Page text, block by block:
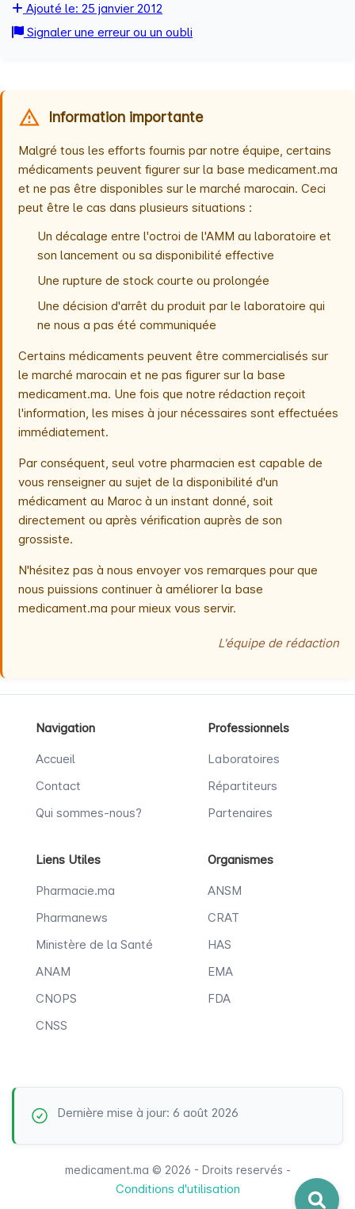
Ajouté le: 25 janvier 2012
Signaler une erreur ou un oubli
Information importante
Malgré tous les efforts fournis par notre équipe, certains
médicaments peuvent figurer sur la base medicament.ma
et ne pas être disponibles sur le marché marocain. Ceci
peut être le cas dans plusieurs situations :
Un décalage entre l'octroi de l'AMM au laboratoire et
son lancement ou sa disponibilité effective
Une rupture de stock courte ou prolongée
Une décision d'arrêt du produit par le laboratoire qui
ne nous a pas été communiquée
Certains médicaments peuvent être commercialisés sur
le marché marocain et ne pas figurer sur la base
medicament.ma. Une fois que notre rédaction reçoit
l'information, les mises à jour nécessaires sont effectuées
immédiatement.
Par conséquent, seul votre pharmacien est capable de
vous renseigner au sujet de la disponibilité d'un
médicament au Maroc à un instant donné, soit
directement ou après vérification auprès de son
grossiste.
N'hésitez pas à nous envoyer vos remarques pour que
nous puissions continuer à améliorer la base
medicament.ma pour mieux vous servir.
L'équipe de rédaction
Navigation
Accueil
Contact
Qui sommes-nous?
Professionnels
Laboratoires
Répartiteurs
Partenaires
Liens Utiles
Pharmacie.ma
Pharmanews
Ministère de la Santé
ANAM
CNOPS
CNSS
Organismes
ANSM
CRAT
HAS
EMA
FDA
Dernière mise à jour: 6 août 2026
medicament.ma © 2026 - Droits reservés -
Conditions d'utilisation